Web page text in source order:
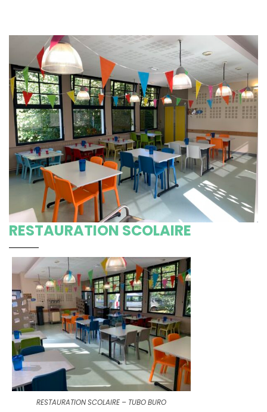
RESTAURATION SCOLAIRE
RESTAURATION SCOLAIRE – TUBO BURO